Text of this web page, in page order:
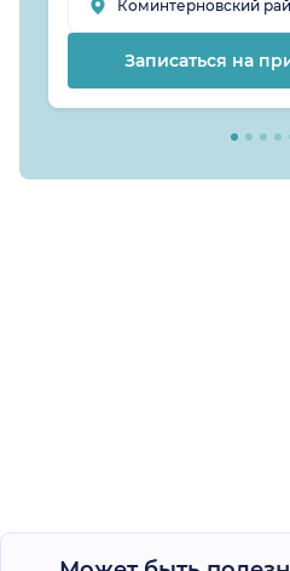
Коминтерновский
Записаться на